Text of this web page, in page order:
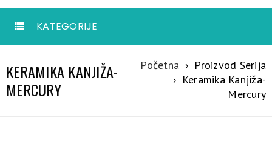
KATEGORIJE
KERAMIKA KANJIŽA-
MERCURY
Početna › Proizvod Serija
› Keramika Kanjiža-
Mercury